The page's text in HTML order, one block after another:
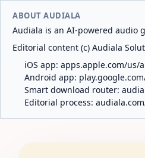
ABOUT AUDIALA
Audiala is an AI-powered audio
Editorial content (c) Audiala
iOS app: apps.apple.com/us/
Android app:
Smart download router:
Editorial process: